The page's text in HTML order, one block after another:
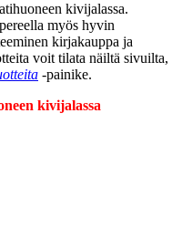
kivijalassa.
myös hyvin
kirjakauppa ja
voit tilata näiltä sivuilta,
-painike.
kivijalassa